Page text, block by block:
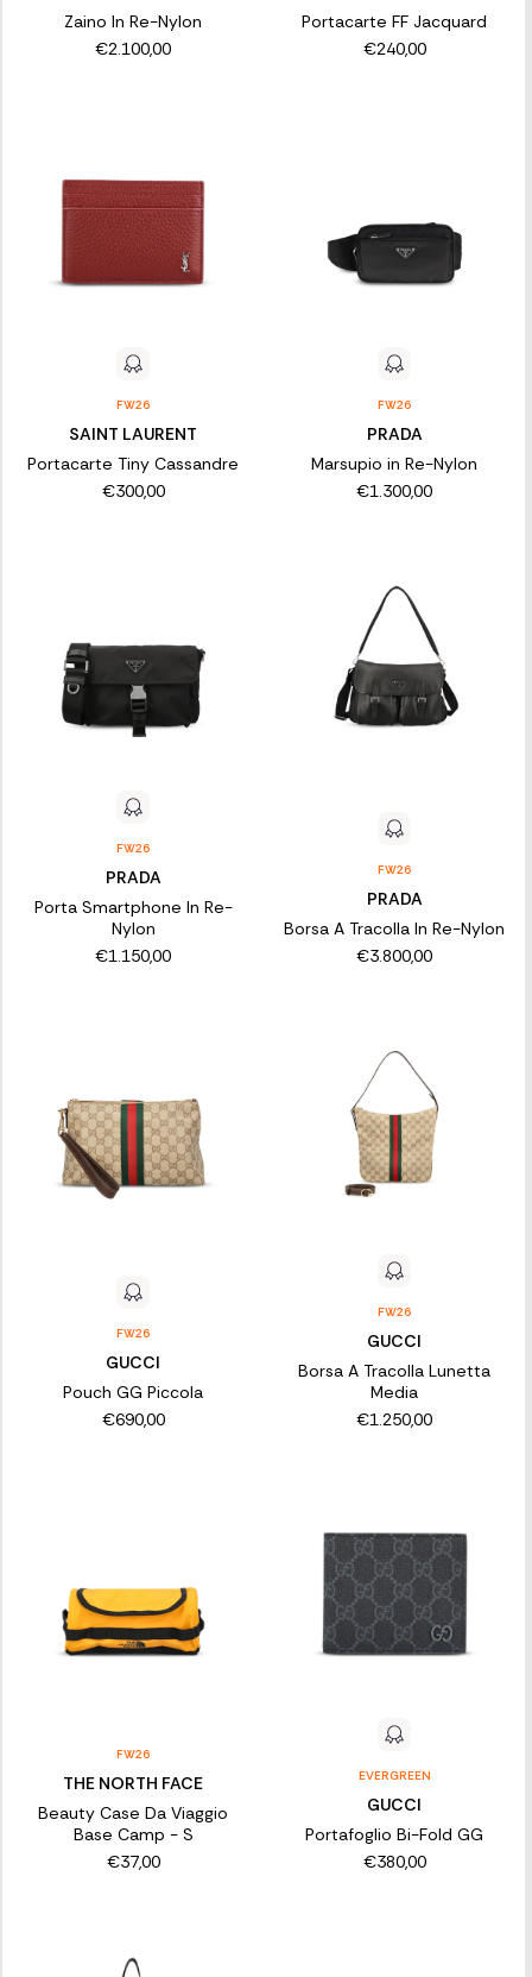
Zaino In Re-Nylon
€2.100,00
Portacarte FF Jacquard
€240,00
FW26
SAINT LAURENT
Portacarte Tiny Cassandre
€300,00
FW26
PRADA
Marsupio in Re-Nylon
€1.300,00
FW26
PRADA
Porta Smartphone In Re-
Nylon
€1.150,00
FW26
PRADA
Borsa A Tracolla In Re-Nylon
€3.800,00
FW26
GUCCI
Pouch GG Piccola
€690,00
FW26
GUCCI
Borsa A Tracolla Lunetta
Media
€1.250,00
FW26
THE NORTH FACE
Beauty Case Da Viaggio
Base Camp - S
€37,00
EVERGREEN
GUCCI
Portafoglio Bi-Fold GG
€380,00